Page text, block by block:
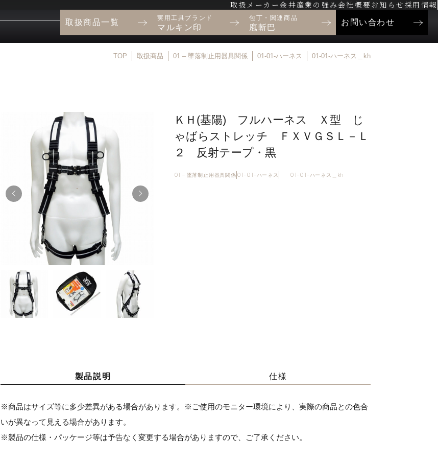
取扱メーカー金井産業の強み 会社概要お知らせ 採用情報
取扱商品一覧 実用工具ブランド
マルキン印
包丁・関連商品
庖斬巴
お問い合わせ
TOP 取扱商品 01 – 墜落制止用器具関係 01-01-ハーネス 01-01-ハーネス＿kh
ＫＨ(基陽) フルハーネス Ｘ型 じ
ゃばらストレッチ ＦＸＶＧＳＬ－Ｌ
２ 反射テープ・黒
01 – 墜落制止用器具関係 01-01-ハーネス 01-01-ハーネス＿kh
製品説明 仕様
※商品はサイズ等に多少差異がある場合があります。※ご使用のモニター環境により、実際の商品との色合
いが異なって見える場合があります。
※製品の仕様・パッケージ等は予告なく変更する場合がありますので、ご了承ください。